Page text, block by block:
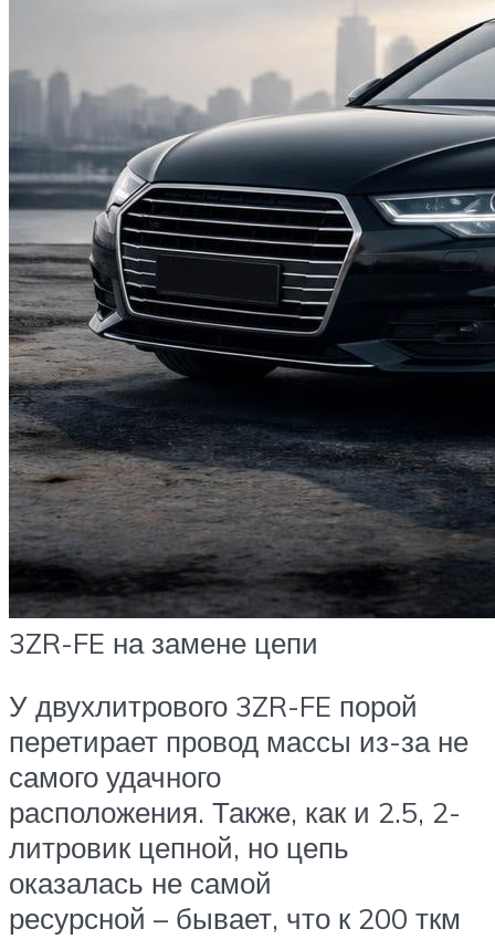
3ZR-FE на замене цепи
У двухлитрового 3ZR-FE порой
перетирает провод массы из-за не
самого удачного
расположения. Также, как и 2.5, 2-
литровик цепной, но цепь
оказалась не самой
ресурсной – бывает, что к 200 ткм